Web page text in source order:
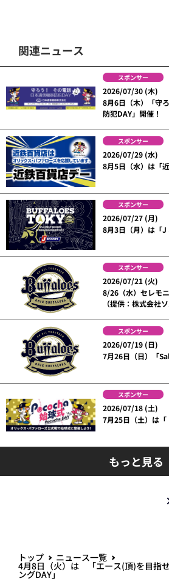
関連ニュース
スポンサー
2026/07/30 (木)
8月6日（木）「守
防犯DAY」開催！
スポンサー
2026/07/29 (水)
8月5日（水）は「
スポンサー
2026/07/27 (月)
8月3日（月）は「J
スポンサー
2026/07/21 (火)
8/26（水）セレモ
（提供：株式会社
スポンサー
2026/07/19 (日)
7月26日（日）「
スポンサー
2026/07/18 (土)
7月25日（土）は「
もっと見る
トップ ニュース一覧
4月8日（火）は 「エース(頂)を目指
ングDAY」